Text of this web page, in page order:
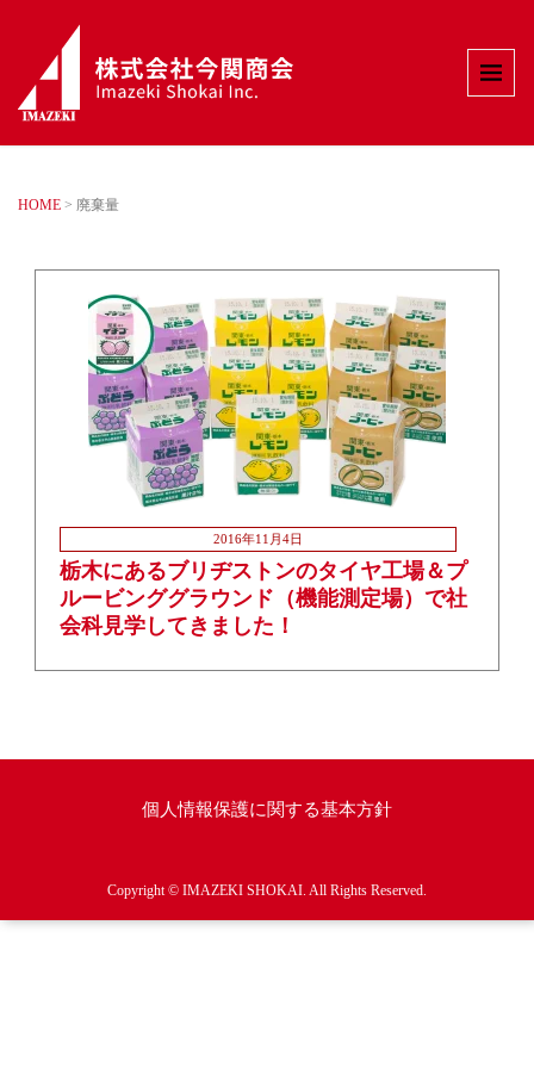
HOME > 廃棄量
2016年11月4日
栃木にあるブリヂストンのタイヤ工場＆プ
ルービンググラウンド（機能測定場）で社
会科見学してきました！
個人情報保護に関する基本方針
Copyright © IMAZEKI SHOKAI. All Rights Reserved.